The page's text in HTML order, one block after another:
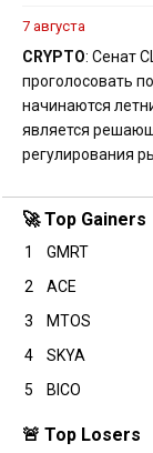
7 августа
CRYPTO: Сенат
проголосовать
начинаются
является
регулирования
🚀 Top Gainers
1 GMRT
2
ACE
3
MTOS
4
SKYA
5
BICO
🚨 Top Losers